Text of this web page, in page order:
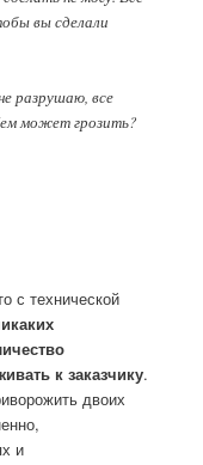
вы сделали
разрушаю, все
может грозить?
с технической
к заказчику.
двоих
и